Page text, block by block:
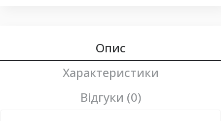
Опис
Характеристики
Відгуки (0)